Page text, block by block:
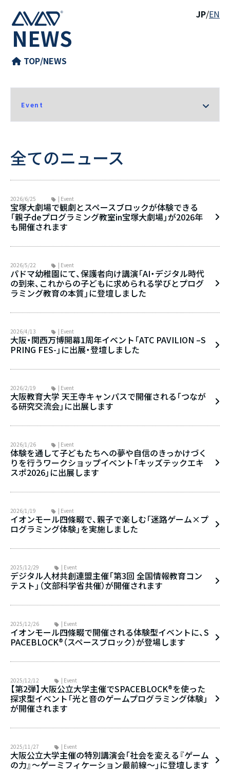
NEWS
TOP/NEWS
全てのニュース
2026/6/25 | Event
宝塚大劇場で観劇とスペースブロックが体験できる
「親子deプログラミング教室in宝塚大劇場」が2026年
も開催されます
2026/5/22 | Event
パドマ幼稚園にて、保護者向け講演「AI・デジタル時代
の到来、これからの子どもに求められる学びとプログ
ラミング教育の本質」に登壇しました
2026/4/13 | Event
大阪・関西万博開幕1周年イベント「ATC PAVILION –S
PRING FES-」に出展・登壇しました
2026/2/19 | Event
大阪教育大学 天王寺キャンパスで開催される「つなが
る研究交流会」に出展します
2026/1/26 | Event
体験を通して子どもたちへの夢や自信のきっかけづく
りを行うワークショップイベント「キッズテックエキ
スポ2026」に出展します
2026/1/19 | Event
イオンモール四條畷で、親子で楽しむ「迷路ゲーム×プ
ログラミング体験」を実施しました
2025/12/29 | Event
デジタル人材共創連盟主催「第3回 全国情報教育コン
テスト」（文部科学省共催）が開催されます
2025/12/26 | Event
イオンモール四條畷で開催される体験型イベントに、S
PACEBLOCK®（スペースブロック）が登場します
2025/12/12 | Event
【第2弾】大阪公立大学主催でSPACEBLOCK®を使った
探求型イベント「光と音のゲームプログラミング体験」
が開催されます
2025/11/27 | Event
大阪公立大学主催の特別講演会「社会を変える『ゲーム
の力』～ゲーミフィケーション最前線～」に登壇します
JP/EN